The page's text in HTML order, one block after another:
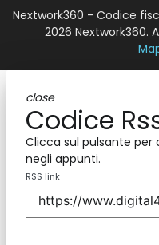
Nextwork360 - Codice
2026 Nextwork360.
close
Codice
Clicca sul pulsante per
negli appunti.
RSS link